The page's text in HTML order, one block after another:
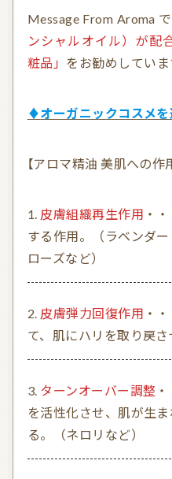
Message From Aroma
ンシャルオイル）が配
粧品」 をお勧めしていま
♦オーガニックコスメ
【アロマ精油 美肌への作
皮膚組織再生作用 ・
する作用。（ラベンダー
ローズなど）
皮膚弾力回復作用 ・
て、肌にハリを取り戻さ
ターンオーバー調整
を活性化させ、肌が生
る。（ネロリなど）